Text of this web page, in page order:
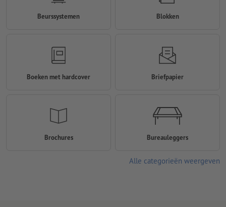
Beurssystemen Blokken
Boeken met hardcover Briefpapier
Brochures Bureauleggers
Alle categorieën weergeven